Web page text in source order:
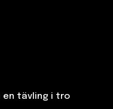
en tävling i tro